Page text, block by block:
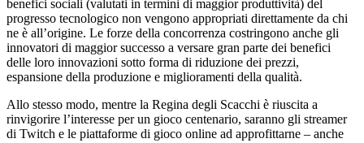
benefici sociali (valutati in termini di maggior produttività) del
progresso tecnologico non vengono appropriati direttamente da chi
ne è all’origine. Le forze della concorrenza costringono anche gli
innovatori di maggior successo a versare gran parte dei benefici
delle loro innovazioni sotto forma di riduzione dei prezzi,
espansione della produzione e miglioramenti della qualità.
Allo stesso modo, mentre la Regina degli Scacchi è riuscita a
rinvigorire l’interesse per un gioco centenario, saranno gli streamer
di Twitch e le piattaforme di gioco online ad approfittarne – anche